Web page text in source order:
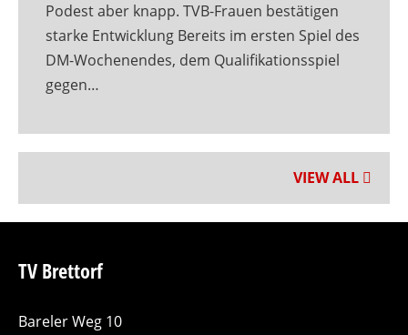
Podest aber knapp. TVB-Frauen bestätigen
starke Entwicklung Bereits im ersten Spiel des
DM-Wochenendes, dem Qualifikationsspiel
gegen…
VIEW ALL
TV Brettorf
Bareler Weg 10